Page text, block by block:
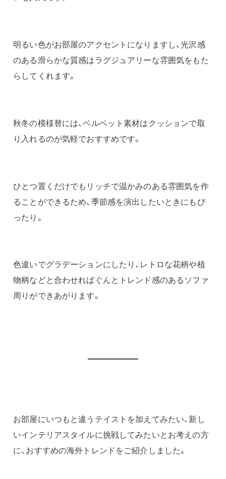
明るい色がお部屋のアクセントになりますし、光沢感
のある滑らかな質感はラグジュアリーな雰囲気をもた
らしてくれます。
秋冬の模様替には、ベルベット素材はクッションで取
り入れるのが気軽でおすすめです。
ひとつ置くだけでもリッチで温かみのある雰囲気を作
ることができるため、季節感を演出したいときにもぴ
ったり。
色違いでグラデーションにしたり、レトロな花柄や植
物柄などと合わせればぐんとトレンド感のあるソファ
周りができあがります。
お部屋にいつもと違うテイストを加えてみたい、新し
いインテリアスタイルに挑戦してみたいとお考えの方
に、おすすめの海外トレンドをご紹介しました。